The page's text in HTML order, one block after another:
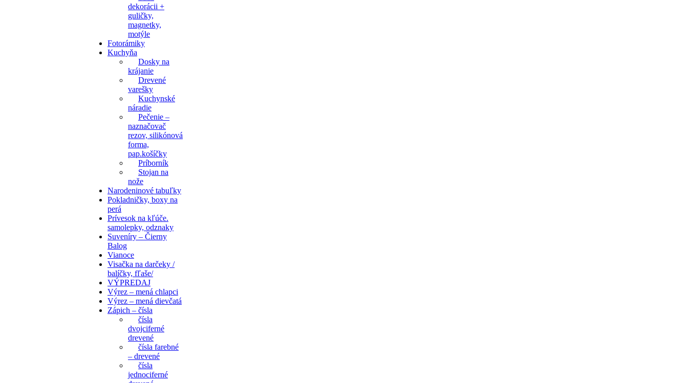
dekorácii +
guličky,
magnetky,
motýle
Fotorámiky
Kuchyňa
Dosky na
krájanie
Drevené
varešky
Kuchynské
náradie
Pečenie –
naznačovač
rezov, silikónová
forma,
pap.košíčky
Príborník
Stojan na
nože
Narodeninové tabuľky
Pokladničky, boxy na
perá
Prívesok na kľúče.
samolepky, odznaky
Suveníry – Čierny
Balog
Vianoce
Visačka na darčeky /
balíčky, fľaše/
VÝPREDAJ
Výrez – mená chlapci
Výrez – mená dievčatá
Zápich – čísla
čísla
dvojciferné
drevené
čísla farebné
– drevené
čísla
jednociferné